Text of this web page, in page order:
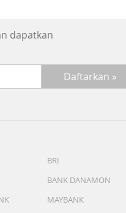
dapatkan
BRI
BANK DANAMON
MAYBANK